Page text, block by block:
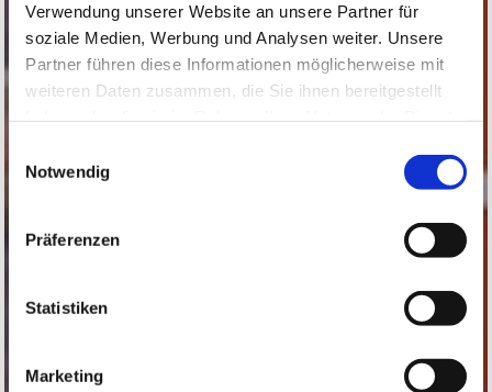
Verwendung unserer Website an unsere Partner für
soziale Medien, Werbung und Analysen weiter. Unsere
Partner führen diese Informationen möglicherweise mit
weiteren Daten zusammen, die Sie ihnen bereitgestellt
Notwendig
Präferenzen
Statistiken
Marketing